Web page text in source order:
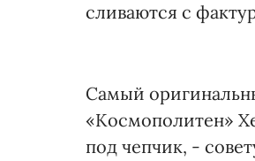
сливаются с
Самый
«Космополитен»
под чепчик, -